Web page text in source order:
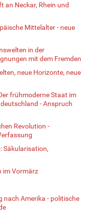
an Neckar, Rhein und
Mittelalter - neue
in der
mit dem Fremden
neue Horizonte, neue
frühmoderne Staat im
- Anspruch
Revolution -
Säkularisation,
im Vormärz
nach Amerika - politische